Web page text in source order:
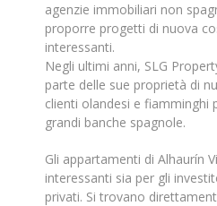
agenzie immobiliari non
proporre progetti di nuova
interessanti.
Negli ultimi anni, SLG
parte delle sue proprietà di
clienti olandesi e fiamminghi
grandi banche spagnole.
Gli appartamenti di Alhaurín
interessanti sia per gli
privati. Si trovano